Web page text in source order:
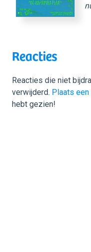
Reacties
Reacties die niet
verwijderd. Plaats
hebt gezien!